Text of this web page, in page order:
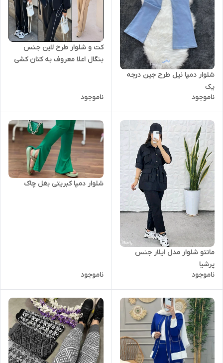
شلوار دمپا نیل طرح جین درجه
یک
ناموجود
کت و شلوار طرح لاین جنس
بنگال اعلا معروف به کتان کشی
ناموجود
مانتو شلوار مدل ایلار جنس
پرشیا
ناموجود
شلوار دمپا کبریتی بغل چاک
ناموجود